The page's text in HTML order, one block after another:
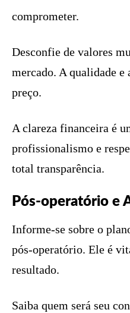
comprometer.
Desconfie de valores
mercado. A qualidade e
preço.
A clareza financeira é
profissionalismo e
total transparência.
Pós-operatório e
Informe-se sobre o
pós-operatório. Ele é
resultado.
Saiba quem será seu